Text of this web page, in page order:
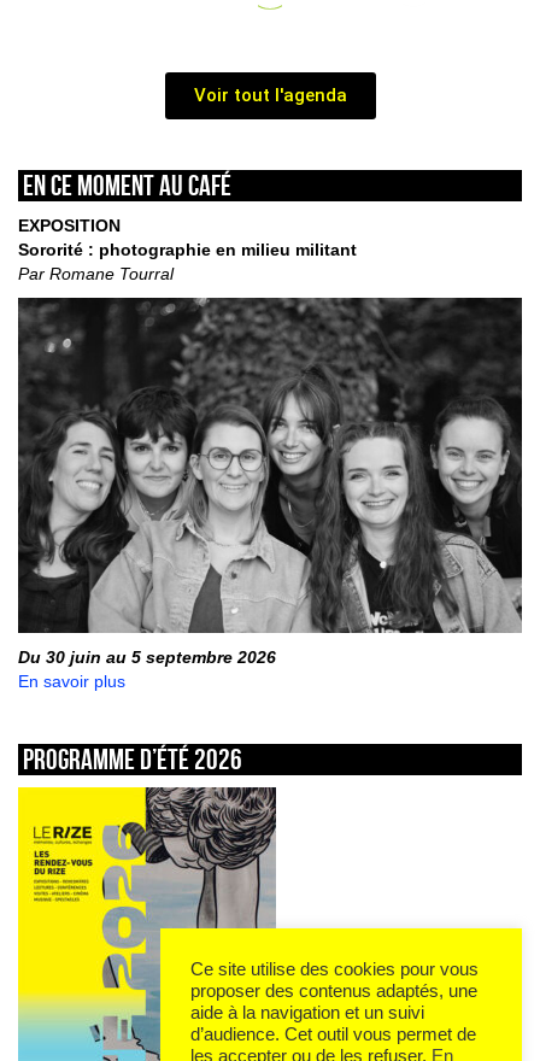
Voir tout l'agenda
En ce moment au café
EXPOSITION
Sororité : photographie en milieu militant
Par Romane Tourral
Du 30 juin au 5 septembre 2026
En savoir plus
Programme d’été 2026
Ce site utilise des cookies pour vous
proposer des contenus adaptés, une
aide à la navigation et un suivi
d’audience. Cet outil vous permet de
les accepter ou de les refuser. En